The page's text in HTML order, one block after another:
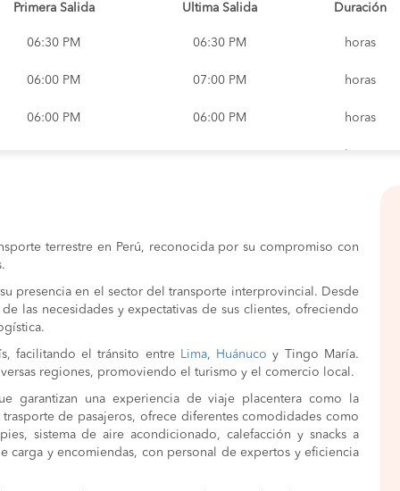
Primera Salida Ultima Salida Duración
06:30 PM 06:30 PM horas
06:00 PM 07:00 PM horas
06:00 PM 06:00 PM horas
06:30 PM 06:30 PM horas
08:00 PM 10:15 PM
08:00 PM 10:15 PM horas
08:00 PM 10:15 PM horas
terrestre en Perú, reconocida por su compromiso con
presencia en el sector del transporte interprovincial. Desde
las necesidades y expectativas de sus clientes, ofreciendo
facilitando el tránsito entre Lima, Huánuco y Tingo María.
regiones, promoviendo el turismo y el comercio local.
garantizan una experiencia de viaje placentera como la
de pasajeros, ofrece diferentes comodidades como
sistema de aire acondicionado, calefacción y snacks a
carga y encomiendas, con personal de expertos y eficiencia